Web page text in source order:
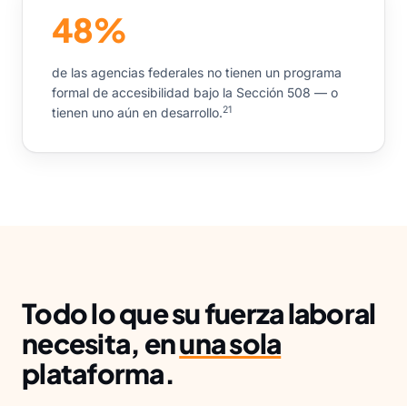
48%
de las agencias federales no tienen un programa
formal de accesibilidad bajo la Sección 508 — o
tienen uno aún en desarrollo.21
Todo lo que su fuerza laboral
necesita, enuna sola
plataforma.